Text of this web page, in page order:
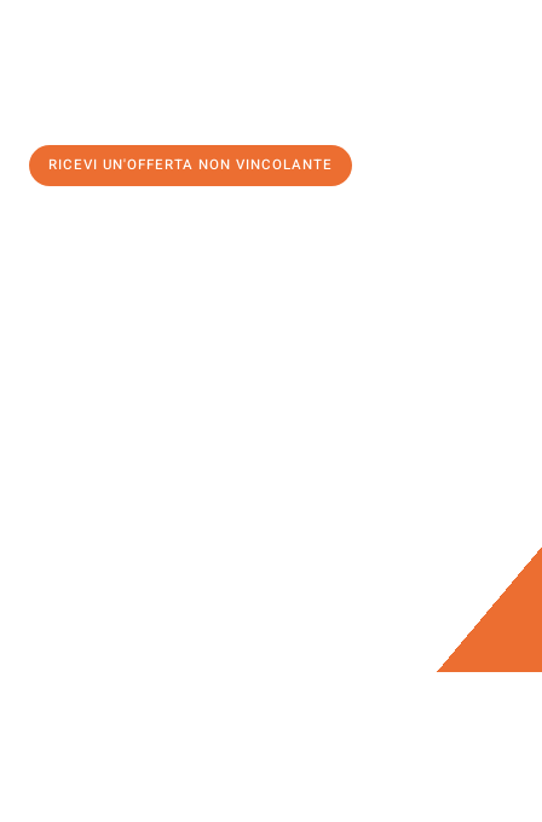
RICEVI UN'OFFERTA NON VINCOLANTE